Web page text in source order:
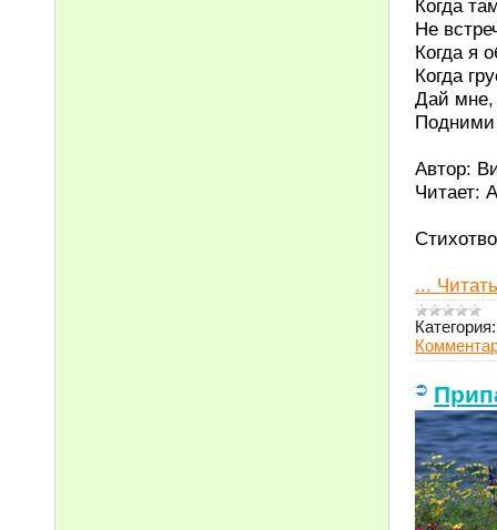
Когда
Не
Когда я
Когда
Дай мне,
Подними
Автор:
Читает:
...
Категория: